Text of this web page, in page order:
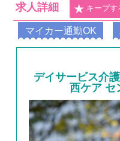
求人詳細 キープす
マイカー通勤OK
デイサービス介
西ケア セ